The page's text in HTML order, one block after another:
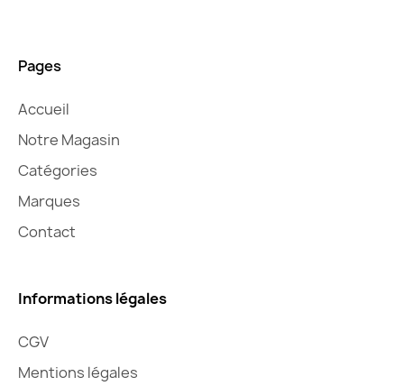
Pages
Accueil
Notre Magasin
Catégories
Marques
Contact
Informations légales
CGV
Mentions légales